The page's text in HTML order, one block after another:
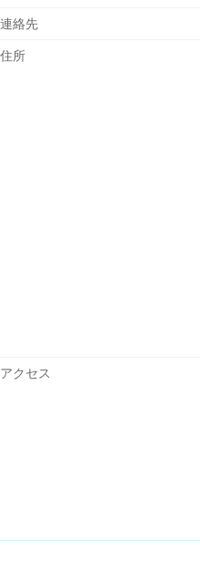
連絡先
住所
アクセス